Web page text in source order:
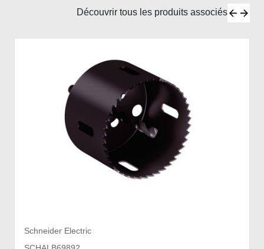
Découvrir tous les produits associés
Schneider Electric